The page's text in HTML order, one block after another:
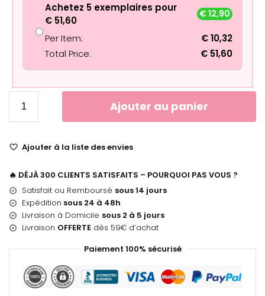
Achetez 5 exemplaires pour
€ 51,60
€12,90
Per Item: €10,32
Total Price:
€ 51,60
Ajouter au panier
Ajouter à la liste des envies
🔥 DÉJÀ 300 CLIENTS SATISFAITS – POURQUOI PAS VOUS ?
Satisfait ou Remboursé sous 14 jours
Expédition sous 24 à 48h
Livraison à Domicile sous 2 à 5 jours
Livraison OFFERTE dès 59€ d’achat
Paiement 100% sécurisé